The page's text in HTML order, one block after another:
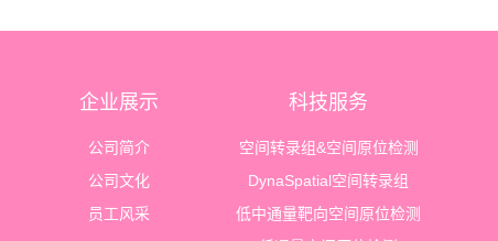
企业展示
公司简介
公司文化
员工风采
科技服务
空间转录组&空间原位检测
DynaSpatial空间转录组
低中通量靶向空间原位检测